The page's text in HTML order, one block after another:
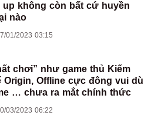
up không còn bất cứ huyền
nào
01/2023 03:15
chơi” như game thủ Kiếm
Origin, Offline cực đông vui dù
… chưa ra mắt chính thức
03/2023 06:22